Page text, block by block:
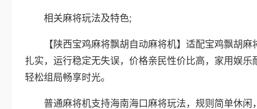
相关麻将玩法及特色;
【陕西宝鸡麻将飘胡自动麻将机】适配宝鸡飘胡
扎实，运行稳定无失误，价格亲民性价比高，家用娱乐
轻松组局畅享时光。
普通麻将机支持海南海口麻将玩法，规则简单休